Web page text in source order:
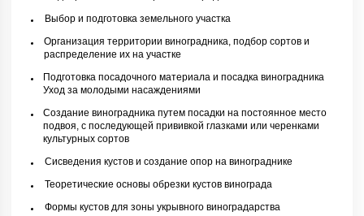
Выбор и подготовка земельного участка
Организация территории виноградника, подбор сортов и
распределение их на участке
Подготовка посадочного материала и посадка виноградника
Уход за молодыми насаждениями
Создание виноградника путем посадки на постоянное место
подвоя, с последующей прививкой глазками или черенками
культурных сортов
Сисведения кустов и создание опор на винограднике
Теоретические основы обрезки кустов винограда
Формы кустов для зоны укрывного виноградарства